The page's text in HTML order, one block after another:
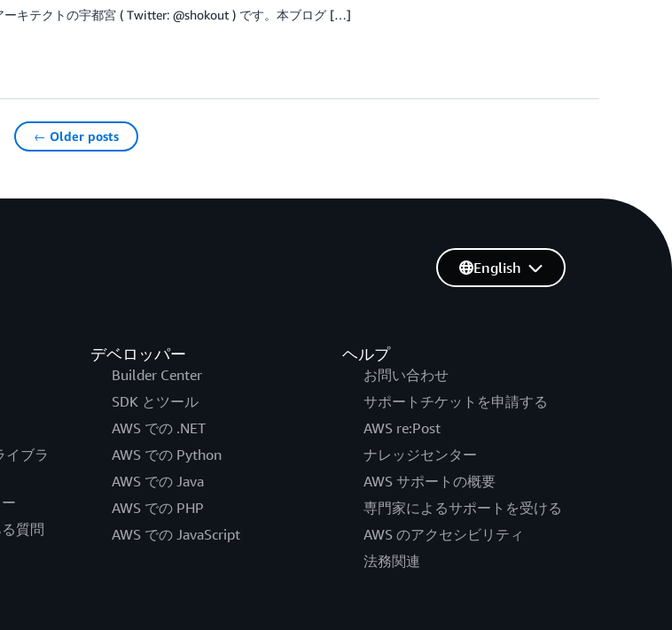
ーキテクトの宇都宮 ( Twitter: @shokout ) です。本ブログ […]
← Older posts
イブラ
質問
デベロッパー
Builder Center
SDK とツール
AWS での .NET
AWS での Python
AWS での Java
AWS での PHP
AWS での JavaScript
ヘルプ
お問い合わせ
サポートチケットを申請する
AWS re:Post
ナレッジセンター
AWS サポートの概要
専門家によるサポートを受ける
AWS のアクセシビリティ
法務関連
English